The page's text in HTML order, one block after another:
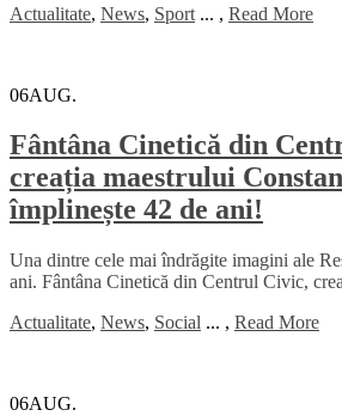
Actualitate, News, Sport ... , Read More
06AUG.
Fântâna Cinetică din
creația maestrului
împlinește 42 de ani!
Una dintre cele mai îndrăgite imagini ale
ani. Fântâna Cinetică din Centrul Civic,
Actualitate, News, Social ... , Read More
06AUG.